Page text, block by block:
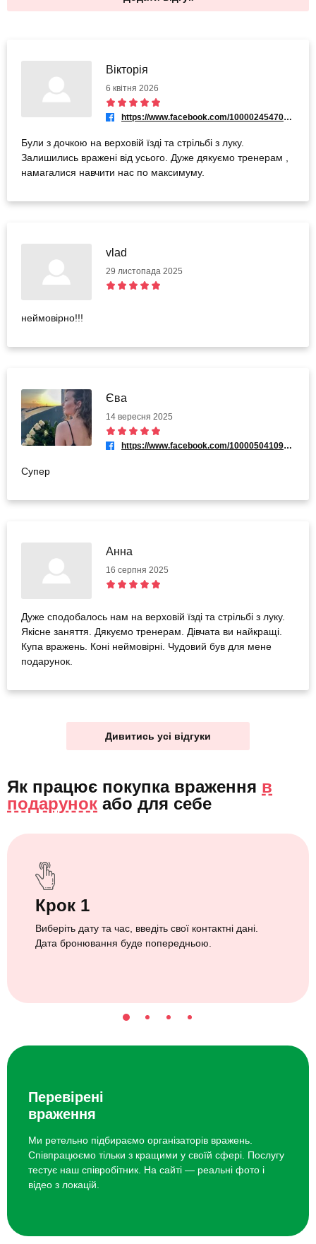
Вікторія
6 квітня 2026
https://www.facebook.com/100002454707511
Були з дочкою на верховій їзді та стрільбі з луку.
Залишились вражені від усього. Дуже дякуємо тренерам ,
намагалися навчити нас по максимуму.
vlad
29 листопада 2025
неймовірно!!!
Єва
14 вересня 2025
https://www.facebook.com/100005041099166
Супер
Анна
16 серпня 2025
Дуже сподобалось нам на верховій їзді та стрільбі з луку.
Якісне заняття. Дякуємо тренерам. Дівчата ви найкращі.
Купа вражень. Коні неймовірні. Чудовий був для мене
подарунок.
Дивитись усі відгуки
Як працює покупка враження в
подарунок або для себе
Крок 1
Виберіть дату та час, введіть свої контактні дані.
Дата бронювання буде попередньою.
Перевірені
враження
Ми ретельно підбираємо організаторів вражень.
Співпрацюємо тільки з кращими у своїй сфері. Послугу
тестує наш співробітник. На сайті — реальні фото і
відео з локацій.